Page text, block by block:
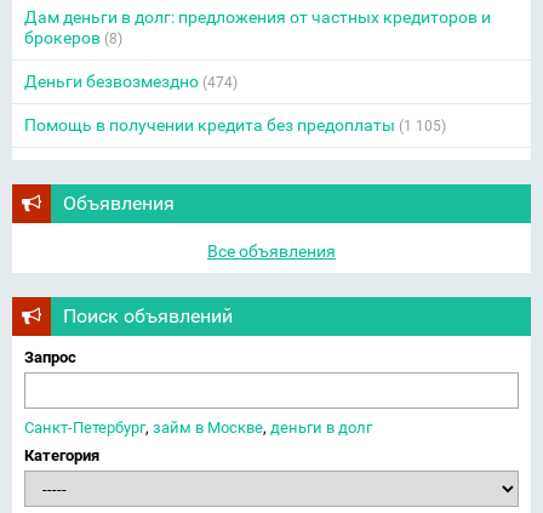
Дам деньги в долг: предложения от частных кредиторов и
брокеров (8)
Деньги безвозмездно (474)
Помощь в получении кредита без предоплаты (1 105)
Объявления
Все объявления
Поиск объявлений
Запрос
Санкт-Петербург, займ в Москве, деньги в долг
Категория